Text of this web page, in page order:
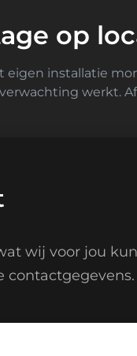
op
eigen installatie
werkt.
wij voor jou
contactgegevens.